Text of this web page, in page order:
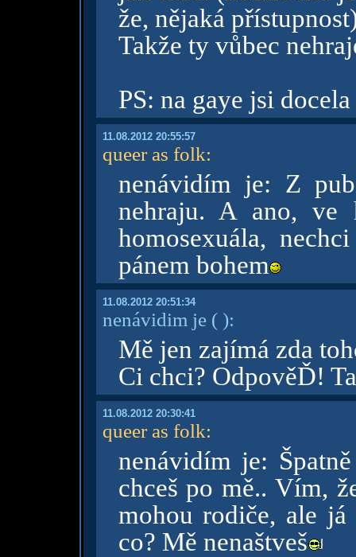
že, nějaká
Takže ty vůbec
PS: na gaye jsi
11.08.2012 20:55:57
queer as folk:
nenávidím je: Z
nehraju. A ano, ve
homosexuála,
pánem bohem
11.08.2012 20:51:34
nenávidim je( ):
Mě jen zajímá zda
Ci chci? OdpověĎ!
11.08.2012 20:30:41
queer as folk:
nenávidím je:
chceš po mě.. Vím,
mohou rodiče, ale
co? Mě nenaštveš